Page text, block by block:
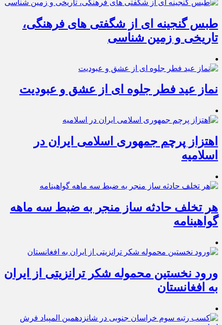
طبس گنجینه ای از شگفتی های فرهنگی،
تاریخی و زمین شناسی
نماز عید فطر جلوه ای از عشق و عبودیت
اهتزاز پرچم جمهوری اسلامی ایران در
اسلامیه
هر تخلف حادثه ساز منجر به ضبط سه ماهه
گواهینامه
ورود نخستین محموله شکر ترانزیتی از ایران
به افغانستان